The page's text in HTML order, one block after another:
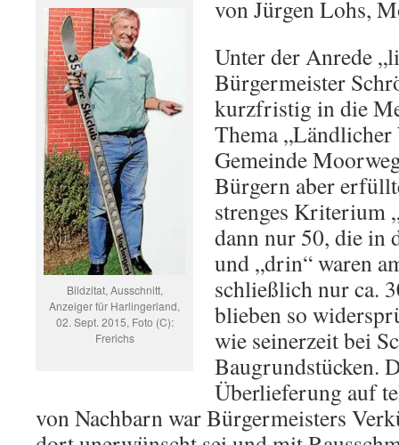
Bildzitat, Ausschnitt,
Anzeiger für Harlingerland,
02. Sept. 2015, Foto (C):
Frerichs
von Jürgen Lohs,
Unter der Anrede
Bürgermeister
kurzfristig in die
Thema „Ländlicher
Gemeinde
Bürgern aber
strenges Kriterium
dann nur 50, die in
und „drin“ waren
schließlich nur ca.
blieben so
wie seinerzeit bei
Baugrundstücken.
Überlieferung auf
von Nachbarn war Bürgermeisters